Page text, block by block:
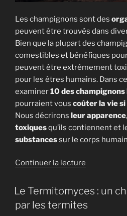
Les champignons sont des
peuvent être trouvés dans
Bien que la plupart des
comestibles et bénéfiques
peuvent être extrêmement
pour les êtres humains. Dans
examiner10 des
pourraient vous coûter la vie si
Nous décrirons leur apparence
toxiquesqu’ils contiennent et
substancessur le corps
Continuer la lecture
qui
Le Termitomyces : un
par les termites